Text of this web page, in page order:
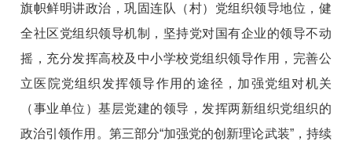
旗帜鲜明讲政治，巩固连队（村）党组织领导地位，健
全社区党组织领导机制，坚持党对国有企业的领导不动
摇，充分发挥高校及中小学校党组织领导作用，完善公
立医院党组织发挥领导作用的途径，加强党组对机关
（事业单位）基层党建的领导，发挥两新组织党组织的
政治引领作用。第三部分“加强党的创新理论武装”，持续